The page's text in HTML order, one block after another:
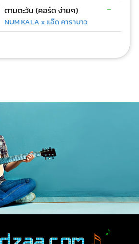
ตามตะวัน (คอร์ด ง่ายๆ)
NUM KALA x แอ๊ด คาราบาว
-